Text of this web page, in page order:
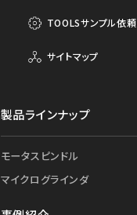
TOOLSサンプル依頼
サイトマップ
製品ラインナップ
モータスピンドル
マイクログラインダ